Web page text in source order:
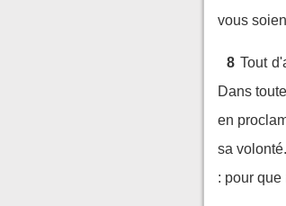
vous
8 Tout
Dans
en
sa volonté.
: pour